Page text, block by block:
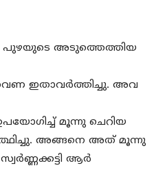
പുഴയുടെ അടുത്തെത്തിയ
ഇതാവർത്തിച്ചു. അവ
മൂന്നു ചെറിയ
അങ്ങനെ അത് മൂന്നു
ആർ